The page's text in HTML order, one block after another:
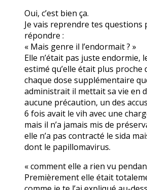
Oui, c’est bien ça.
Je vais reprendre tes questions
répondre :
« Mais genre il l’endormait ? »
Elle n’était pas juste endormie,
estimé qu’elle était plus proche
chaque dose supplémentaire
administrait il mettait sa vie en
aucune précaution, un des
6 fois avait le vih avec une
mais il n’a jamais mis de
elle n’a pas contracté le sida
dont le papillomavirus.
« comment elle a rien vu
Premièrement elle était